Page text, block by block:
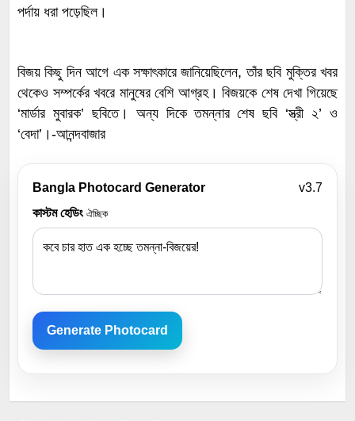
পর্দায় ধরা পড়েছিল।
বিজয় কিছু দিন আগে এক সক্ষাৎকারে জানিয়েছিলেন, তাঁর ছবি মুক্তির খবর
থেকেও সম্পর্কের খবরে মানুষের বেশি আগ্রহ। বিজয়কে শেষ দেখা গিয়েছে
‘মার্ডার মুবারক’ ছবিতে। অন্য দিকে তমন্নার শেষ ছবি ‘স্ত্রী ২’ ও
‘বেদা’।-আনন্দবাজার
Bangla Photocard Generator
v3.7
কাস্টম হেডিং ঐচ্ছিক
Generate Photocard